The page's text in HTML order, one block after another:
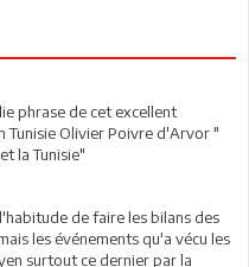
phrase de cet excellent
Tunisie Olivier Poivre d'Arvor "
la Tunisie"
de faire les bilans des
les événements qu'a vécu les
surtout ce dernier par la